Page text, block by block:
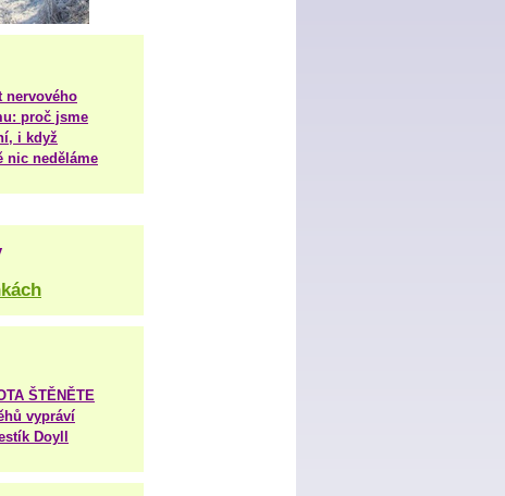
nervového
proč jsme
i když
nic neděláme
ŠTĚNĚTE
vypráví
Doyll